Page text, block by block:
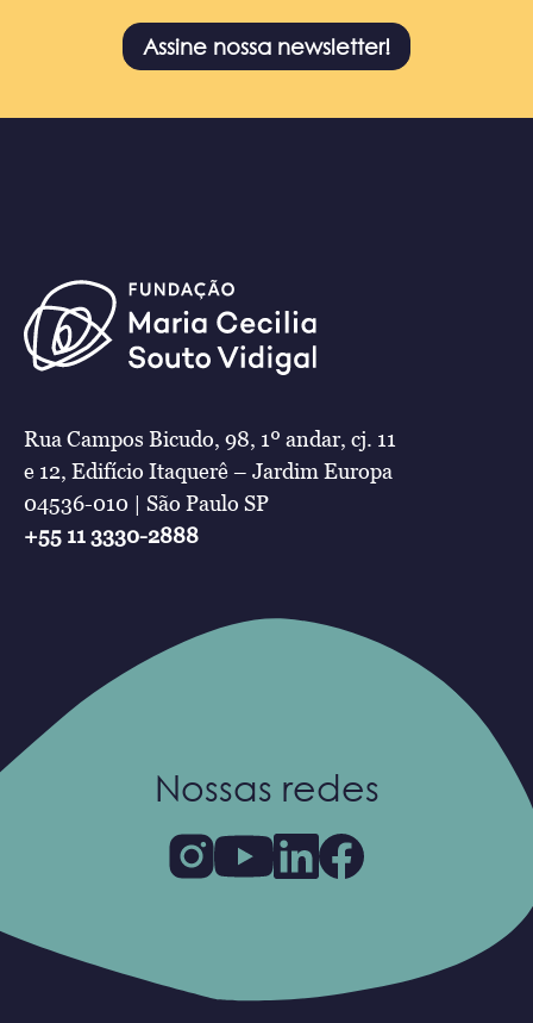
Assine nossa newsletter!
Rua Campos Bicudo, 98, 1º andar, cj. 11
e 12, Edifício Itaquerê – Jardim Europa
04536-010 | São Paulo SP
+55 11 3330-2888
Nossas redes